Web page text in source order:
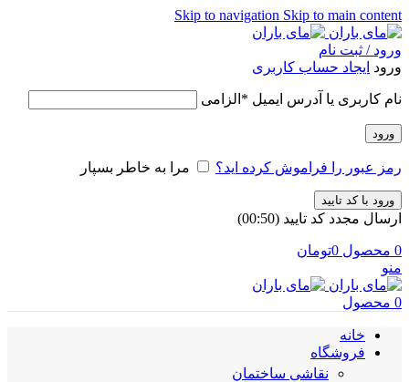
Skip to navigation Skip to main content
ورود / ثبت نام
ورود ایجاد حساب کاربری
نام کاربری یا آدرس ایمیل * الزامی
ورود
رمز عبور را فراموش کرده اید؟ مرا به خاطر بسپار
ورود با کد تایید
ارسال مجدد کد تایید (00:
50
)
0 محصول 0تومان
منو
0 محصول
خانه
فروشگاه
نقاشی ساختمان